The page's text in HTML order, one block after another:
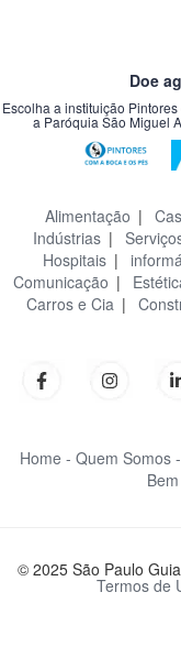
Doe
Escolha a instituição
a Paróquia São Miguel
Alimentação |
Indústrias|
Hospitais |
Comunicação |
Carros e Cia |
Home - Quem Somos -
© 2025 São Paulo
Termos de